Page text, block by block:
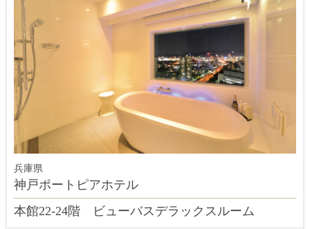
兵庫県
神戸ポートピアホテル
本館22-24階 ビューバスデラックスルーム